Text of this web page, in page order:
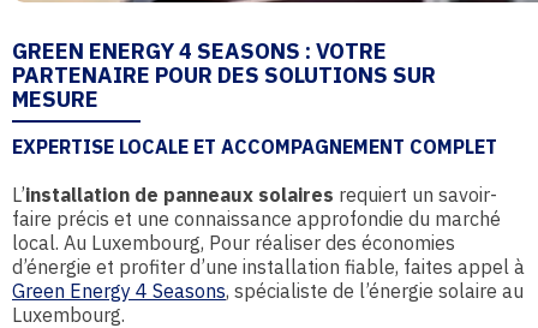
GREEN ENERGY 4 SEASONS : VOTRE
PARTENAIRE POUR DES SOLUTIONS SUR
MESURE
EXPERTISE LOCALE ET ACCOMPAGNEMENT COMPLET
L’installation de panneaux solaires requiert un savoir-
faire précis et une connaissance approfondie du marché
local. Au Luxembourg, Pour réaliser des économies
d’énergie et profiter d’une installation fiable, faites appel à
Green Energy 4 Seasons, spécialiste de l’énergie solaire au
Luxembourg.